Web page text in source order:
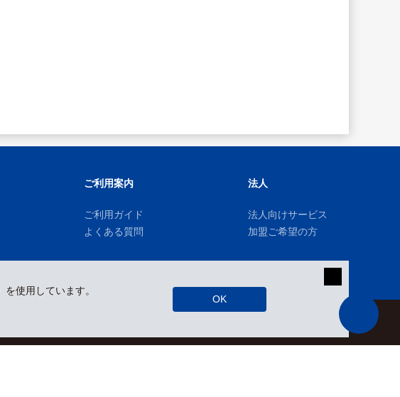
使用しています。
OK
ご利用案内
ご利用ガイド
よくある質問
法人
法人向けサービス
加盟ご希望の方